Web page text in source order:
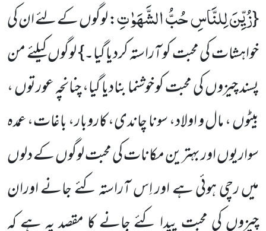
{زُیِّنَ لِلنَّاسِ حُبُّ الشَّهَوٰتِ: لوگوں کے لئے ان کی
خواہشات کی محبت کو آراستہ کردیا گیا۔} لوگوں کیلئے من
پسند چیزوں کی محبت کو خوشنما بنادیا گیا، چنانچہ عورتوں ،
بیٹوں ، مال و اولاد، سونا چاندی، کاروبار، باغات، عمدہ
سواریوں اور بہترین مکانات کی محبت لوگوں کے دلوں
میں رچی ہوئی ہے اور اِس آراستہ کئے جانے اوران
چیزوں کی محبت پیدا کئے جانے کا مقصد یہ ہے کہ